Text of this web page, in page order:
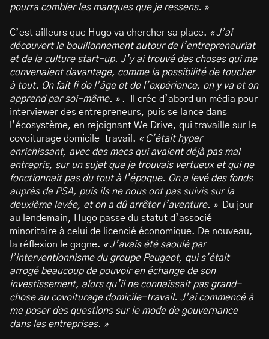
pourra combler les manques que je ressens. »
C’est ailleurs que Hugo va chercher sa place. « J’ai
découvert le bouillonnement autour de l’entrepreneuriat
et de la culture start-up. J’y ai trouvé des choses qui me
convenaient davantage, comme la possibilité de toucher
à tout. On fait fi de l’âge et de l’expérience, on y va et on
apprend par soi-même. » .
Il crée d’abord un média pour
interviewer des entrepreneurs, puis se lance dans
l’écosystème, en rejoignant We Drive, qui travaille sur le
covoiturage domicile-travail. « C’était hyper
enrichissant, avec des mecs qui avaient déjà pas mal
entrepris, sur un sujet que je trouvais vertueux et qui ne
fonctionnait pas du tout à l’époque. On a levé des fonds
auprès de PSA, puis ils ne nous ont pas suivis sur la
deuxième levée, et on a dû arrêter l’aventure. »
Du jour
au lendemain, Hugo passe du statut d’associé
minoritaire à celui de licencié économique. De nouveau,
la réflexion le gagne. « J’avais été saoulé par
l’interventionnisme du groupe Peugeot, qui s’était
arrogé beaucoup de pouvoir en échange de son
investissement, alors qu’il ne connaissait pas grand-
chose au covoiturage domicile-travail. J’ai commencé à
me poser des questions sur le mode de gouvernance
dans les entreprises. »